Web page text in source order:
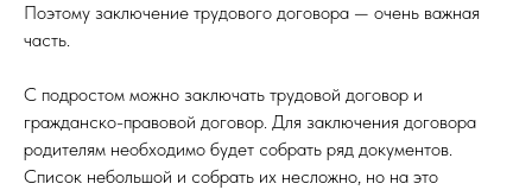
Поэтому заключение трудового договора — очень важная
часть.
С подростом можно заключать трудовой договор и
гражданско-правовой договор. Для заключения договора
родителям необходимо будет собрать ряд документов.
Список небольшой и собрать их несложно, но на это